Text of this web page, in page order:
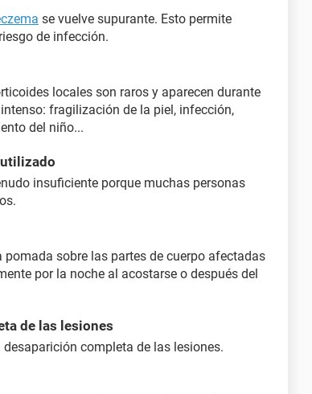
se vuelve supurante. Esto permite
de infección.
locales son raros y aparecen durante
fragilización de la piel, infección,
del niño...
insuficiente porque muchas personas
sobre las partes de cuerpo afectadas
por la noche al acostarse o después del
de las lesiones
completa de las lesiones.